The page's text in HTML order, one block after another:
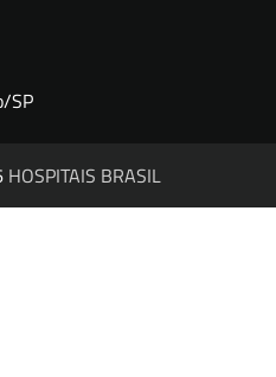
SP
HOSPITAIS BRASIL